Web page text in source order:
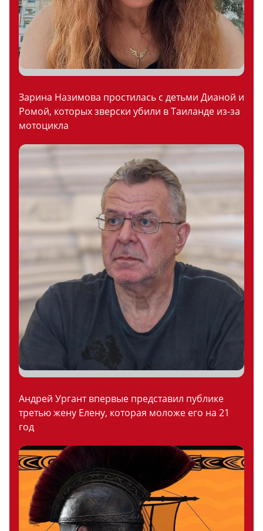
Зарина Назимова простилась с детьми Дианой и
Ромой, которых зверски убили в Таиланде из-за
мотоцикла
Андрей Ургант впервые представил публике
третью жену Елену, которая моложе его на 21
год